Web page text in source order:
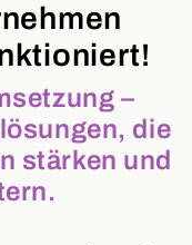
–
die
stärken und